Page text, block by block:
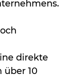
direkte
10